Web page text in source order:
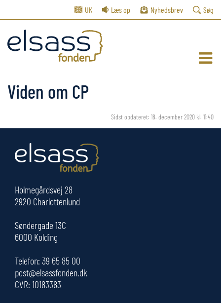
UK Læs op Nyhedsbrev Søg
Viden om CP
Sidst opdateret: 18. december 2020 kl. 11:40
Holmegårdsvej 28
2920 Charlottenlund
Søndergade 13C
6000 Kolding
Telefon: 39 65 85 00
post@elsassfonden.dk
CVR: 10183383